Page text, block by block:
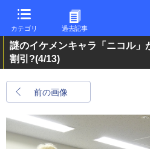
カテゴリ 過去記事
謎のイケメンキャラ「ニコル
割引?(4/13)
前の画像